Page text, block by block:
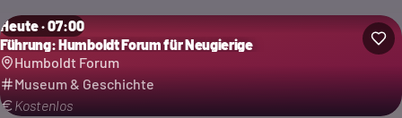
Heute · 07:00
Führung: Humboldt Forum für Neugierige
Humboldt Forum
Museum & Geschichte
Kostenlos